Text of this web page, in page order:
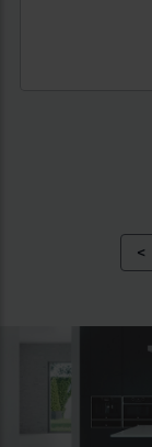
<